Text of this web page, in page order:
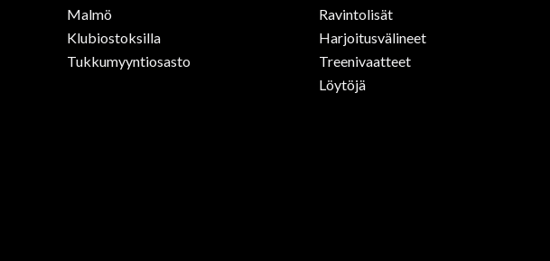
Malmö
Klubiostoksilla
Tukkumyyntiosasto
Ravintolisät
Harjoitusvälineet
Treenivaatteet
Löytöjä